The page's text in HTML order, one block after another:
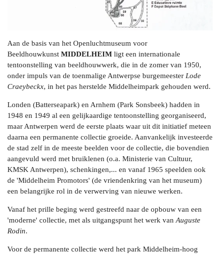
Aan de basis van het Openluchtmuseum voor
Beeldhouwkunst MIDDELHEIM ligt een internationale
tentoonstelling van beeldhouwwerk, die in de zomer van 1950,
onder impuls van de toenmalige Antwerpse burgemeester Lode
Craeybeckx, in het pas herstelde Middelheimpark gehouden werd.
Londen (Batterseapark) en Arnhem (Park Sonsbeek) hadden in
1948 en 1949 al een gelijkaardige tentoonstelling georganiseerd,
maar Antwerpen werd de eerste plaats waar uit dit initiatief meteen
daarna een permanente collectie groeide. Aanvankelijk investeerde
de stad zelf in de meeste beelden voor de collectie, die bovendien
aangevuld werd met bruiklenen (o.a. Ministerie van Cultuur,
KMSK Antwerpen), schenkingen,... en vanaf 1965 speelden ook
de 'Middelheim Promotors' (de vriendenkring van het museum)
een belangrijke rol in de verwerving van nieuwe werken.
Vanaf het prille beging werd gestreefd naar de opbouw van een
'moderne' collectie, met als uitgangspunt het werk van Auguste
Rodin.
Voor de permanente collectie werd het park Middelheim-hoog